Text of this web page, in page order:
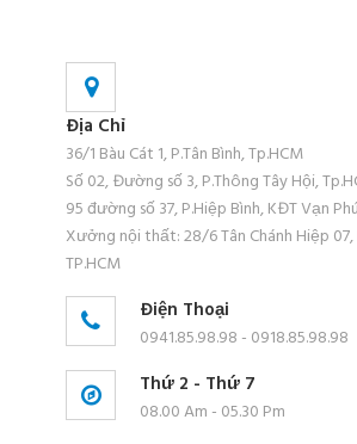
Địa Chỉ
36/1 Bàu Cát 1, P.Tân Bình, Tp.HCM
Số 02, Đường số 3, P.Thông Tây Hội,
95 đường số 37, P.Hiệp Bình, KĐT Vạn
Xưởng nội thất: 28/6 Tân Chánh Hiệp 07,
TP.HCM
Điện Thoại
0941.85.98.98 - 0918.85.98.98
Thứ 2 - Thứ 7
08.00 Am - 05.30 Pm